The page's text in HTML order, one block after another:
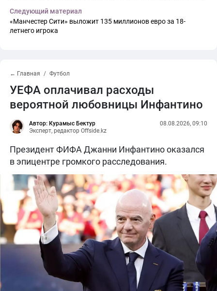
Следующий материал
«Манчестер Сити» выложит 135 миллионов евро за 18-
летнего игрока
← Главная Футбол
УЕФА оплачивал расходы
вероятной любовницы Инфантино
Автор: Курамыс Бектур
Эксперт, редактор Offside.kz
08.08.2026, 09:10
Президент ФИФА Джанни Инфантино оказался
в эпицентре громкого расследования.